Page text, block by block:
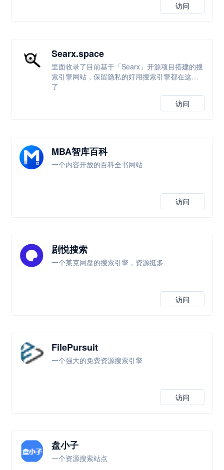
访问
Searx.space
里面收录了目前基于「Searx」开源项目搭建的搜
索引擎网站，保留隐私的好用搜索引擎都在这里
了
访问
MBA智库百科
一个内容开放的百科全书网站
访问
剧悦搜索
一个某克网盘的搜索引擎，资源挺多
访问
FilePursuit
一个强大的免费资源搜索引擎
访问
盘小子
一个资源搜索站点